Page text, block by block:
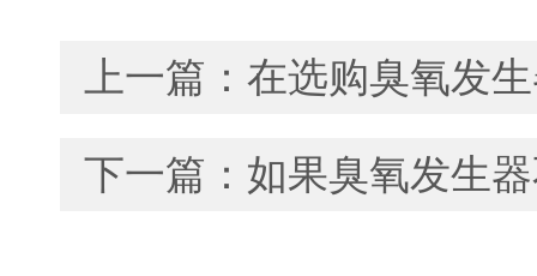
上一篇： 在选购臭氧发
下一篇： 如果臭氧发生